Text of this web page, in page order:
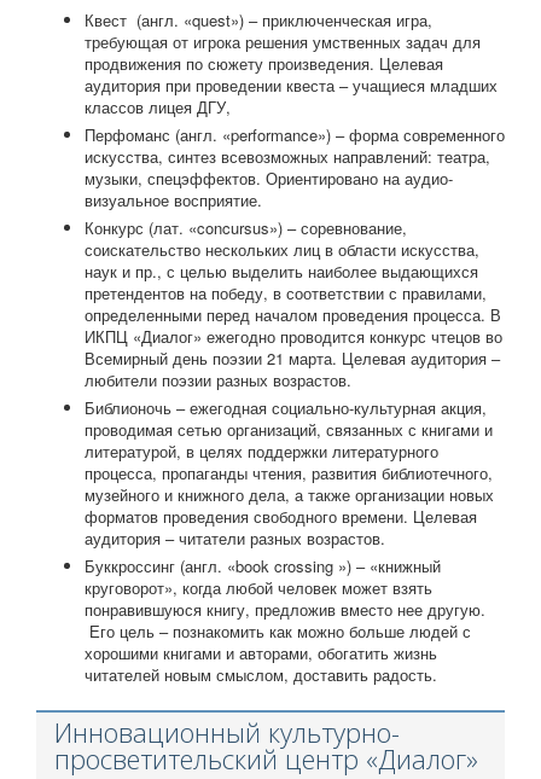
Квест (англ. «quest») – приключенческая игра,
требующая от игрока решения умственных задач для
продвижения по сюжету произведения. Целевая
аудитория при проведении квеста – учащиеся младших
классов лицея ДГУ,
Перфоманс (англ. «performance») – форма современного
искусства, синтез всевозможных направлений: театра,
музыки, спецэффектов. Ориентировано на аудио-
визуальное восприятие.
Конкурс (лат. «concursus») – соревнование,
соискательство нескольких лиц в области искусства,
наук и пр., с целью выделить наиболее выдающихся
претендентов на победу, в соответствии с правилами,
определенными перед началом проведения процесса. В
ИКПЦ «Диалог» ежегодно проводится конкурс чтецов во
Всемирный день поэзии 21 марта. Целевая аудитория –
любители поэзии разных возрастов.
Библионочь – ежегодная социально-культурная акция,
проводимая сетью организаций, связанных с книгами и
литературой, в целях поддержки литературного
процесса, пропаганды чтения, развития библиотечного,
музейного и книжного дела, а также организации новых
форматов проведения свободного времени. Целевая
аудитория – читатели разных возрастов.
Буккроссинг (англ. «book crossing ») – «книжный
круговорот», когда любой человек может взять
понравившуюся книгу, предложив вместо нее другую.
Его цель – познакомить как можно больше людей с
хорошими книгами и авторами, обогатить жизнь
читателей новым смыслом, доставить радость.
Инновационный культурно-
просветительский центр «Диалог»